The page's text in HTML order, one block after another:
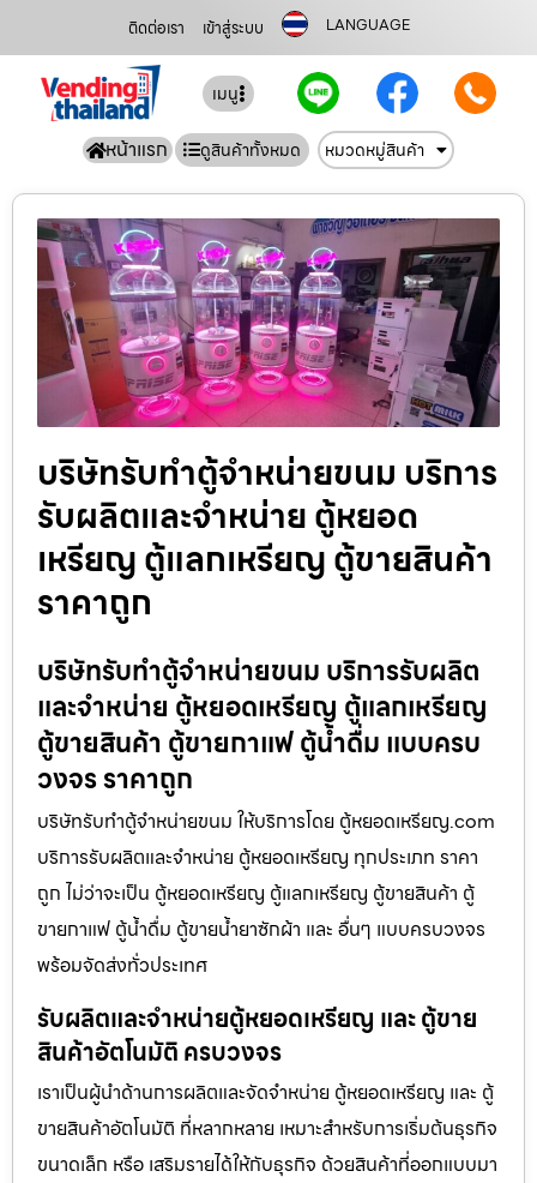
ติดต่อเรา เข้าสู่ระบบ LANGUAGE
เมนู
หน้าแรก ดูสินค้าทั้งหมด หมวดหมู่สินค้า
บริษัทรับทำตู้จำหน่ายขนม บริการ
รับผลิตและจำหน่าย ตู้หยอด
เหรียญ ตู้แลกเหรียญ ตู้ขายสินค้า
ราคาถูก
บริษัทรับทำตู้จำหน่ายขนม บริการรับผลิต
และจำหน่าย ตู้หยอดเหรียญ ตู้แลกเหรียญ
ตู้ขายสินค้า ตู้ขายกาแฟ ตู้น้ำดื่ม แบบครบ
วงจร ราคาถูก
บริษัทรับทำตู้จำหน่ายขนม ให้บริการโดย ตู้หยอดเหรียญ.com
บริการรับผลิตและจำหน่าย ตู้หยอดเหรียญ ทุกประเภท ราคา
ถูก ไม่ว่าจะเป็น ตู้หยอดเหรียญ ตู้แลกเหรียญ ตู้ขายสินค้า ตู้
ขายกาแฟ ตู้น้ำดื่ม ตู้ขายน้ำยาซักผ้า และ อื่นๆ แบบครบวงจร
พร้อมจัดส่งทั่วประเทศ
รับผลิตและจำหน่ายตู้หยอดเหรียญ และ ตู้ขาย
สินค้าอัตโนมัติ ครบวงจร
เราเป็นผู้นำด้านการผลิตและจัดจำหน่าย ตู้หยอดเหรียญ และ ตู้
ขายสินค้าอัตโนมัติ ที่หลากหลาย เหมาะสำหรับการเริ่มต้นธุรกิจ
ขนาดเล็ก หรือ เสริมรายได้ให้กับธุรกิจ ด้วยสินค้าที่ออกแบบมา